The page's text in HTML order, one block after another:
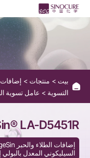
AgeSin®
LA-
D5451R
-
Replacement
for
EFKA
SL
3031
بيت منتجات إضافات AgeSin® للطلاءات والأحبار وغيرها
التسوية
عامل تسوية
LA-D5451R
السيليكوني المعدل بالبولي